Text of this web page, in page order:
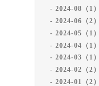
2024-08（1）
2024-06（2）
2024-05（1）
2024-04（1）
2024-03（1）
2024-02（2）
2024-01（2）